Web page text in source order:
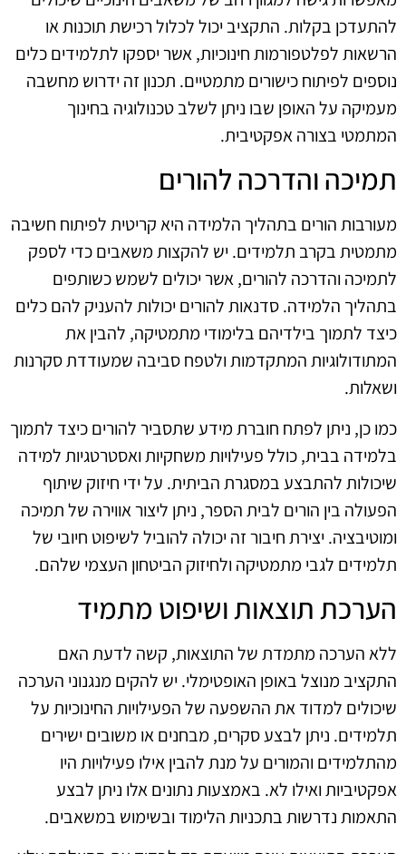
להתעדכן בקלות. התקציב יכול לכלול רכישת תוכנות או
הרשאות לפלטפורמות חינוכיות, אשר יספקו לתלמידים כלים
נוספים לפיתוח כישורים מתמטיים. תכנון זה ידרוש מחשבה
מעמיקה על האופן שבו ניתן לשלב טכנולוגיה בחינוך
המתמטי בצורה אפקטיבית.
תמיכה והדרכה להורים
מעורבות הורים בתהליך הלמידה היא קריטית לפיתוח חשיבה
מתמטית בקרב תלמידים. יש להקצות משאבים כדי לספק
לתמיכה והדרכה להורים, אשר יכולים לשמש כשותפים
בתהליך הלמידה. סדנאות להורים יכולות להעניק להם כלים
כיצד לתמוך בילדיהם בלימודי מתמטיקה, להבין את
המתודולוגיות המתקדמות ולטפח סביבה שמעודדת סקרנות
ושאלות.
כמו כן, ניתן לפתח חוברת מידע שתסביר להורים כיצד לתמוך
בלמידה בבית, כולל פעילויות משחקיות ואסטרטגיות למידה
שיכולות להתבצע במסגרת הביתית. על ידי חיזוק שיתוף
הפעולה בין הורים לבית הספר, ניתן ליצור אווירה של תמיכה
ומוטיבציה. יצירת חיבור זה יכולה להוביל לשיפוט חיובי של
תלמידים לגבי מתמטיקה ולחיזוק הביטחון העצמי שלהם.
הערכת תוצאות ושיפוט מתמיד
ללא הערכה מתמדת של התוצאות, קשה לדעת האם
התקציב מנוצל באופן האופטימלי. יש להקים מנגנוני הערכה
שיכולים למדוד את ההשפעה של הפעילויות החינוכיות על
תלמידים. ניתן לבצע סקרים, מבחנים או משובים ישירים
מהתלמידים והמורים על מנת להבין אילו פעילויות היו
אפקטיביות ואילו לא. באמצעות נתונים אלו ניתן לבצע
התאמות נדרשות בתכניות הלימוד ובשימוש במשאבים.